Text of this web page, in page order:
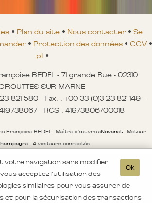
• Plan du site • Nous contacter • Se
• Protection des données • CGV •
pl •
BEDEL - 71 grande Rue - 02310
SUR-MARNE
821 580 - Fax. : +00 33 (0)3 23 821 149 -
- RCS : 41973806700018
Françoise BEDEL - Maître d'œuvre eNovanet- Moteur
- 4 visiteurs connectés.
sécurité
nous ne proposons des achats
de réduction ou des remises
par mail, ni même de nouvelles
Ok
votre navigation sans modifier
acceptez l'utilisation des
similaires pour vous assurer de
et pour la sécurisation des transactions